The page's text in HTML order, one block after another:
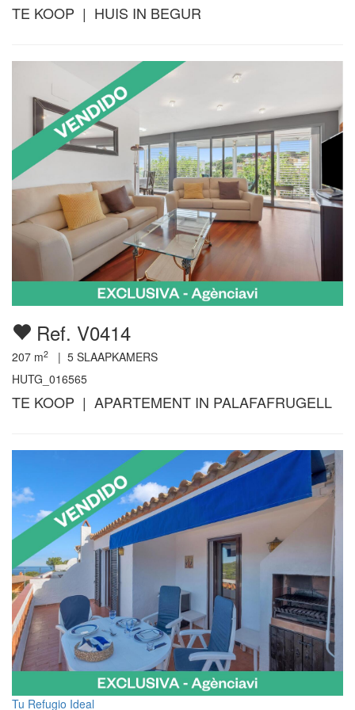
TE KOOP | HUIS IN BEGUR
Ref. V0414
207 m2 | 5 SLAAPKAMERS
HUTG_016565
TE KOOP | APARTEMENT IN PALAFAFRUGELL
Tu Refugio Ideal